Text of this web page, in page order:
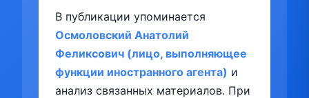
В публикации упоминается
Осмоловский Анатолий
Феликсович (лицо, выполняющее
функции иностранного агента) и
анализ связанных материалов. При